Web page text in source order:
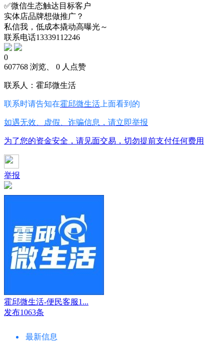
✅微信生态触达目标客户
实体店品牌想做推广？
私信我，低成本撬动高曝光～
联系电话13339112246
0
607768 浏览、 0 人点赞
联系人：霍邱微生活
联系时请告知在霍邱微生活 上面看到的
如遇无效、虚假、诈骗信息，请立即举报
为了您的资金安全，请见面交易，切勿提前支付任何费用
举报
霍邱微生活-便民客服1...
发布1063条
最新信息